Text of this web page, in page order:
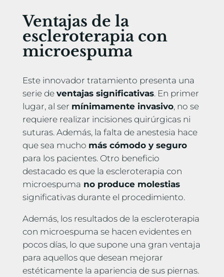
Ventajas de la
escleroterapia con
microespuma
Este innovador tratamiento presenta una
serie de ventajas significativas. En primer
lugar, al ser mínimamente invasivo, no se
requiere realizar incisiones quirúrgicas ni
suturas. Además, la falta de anestesia hace
que sea mucho más cómodo y seguro
para los pacientes. Otro beneficio
destacado es que la escleroterapia con
microespuma no produce molestias
significativas durante el procedimiento.
Además, los resultados de la escleroterapia
con microespuma se hacen evidentes en
pocos días, lo que supone una gran ventaja
para aquellos que desean mejorar
estéticamente la apariencia de sus piernas.